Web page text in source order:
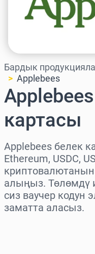
Бардык
Applebees
картасы
Applebees белек
Ethereum, USDC,
алыңыз. Төлөмдү
сиз ваучер кодун
заматта аласыз.